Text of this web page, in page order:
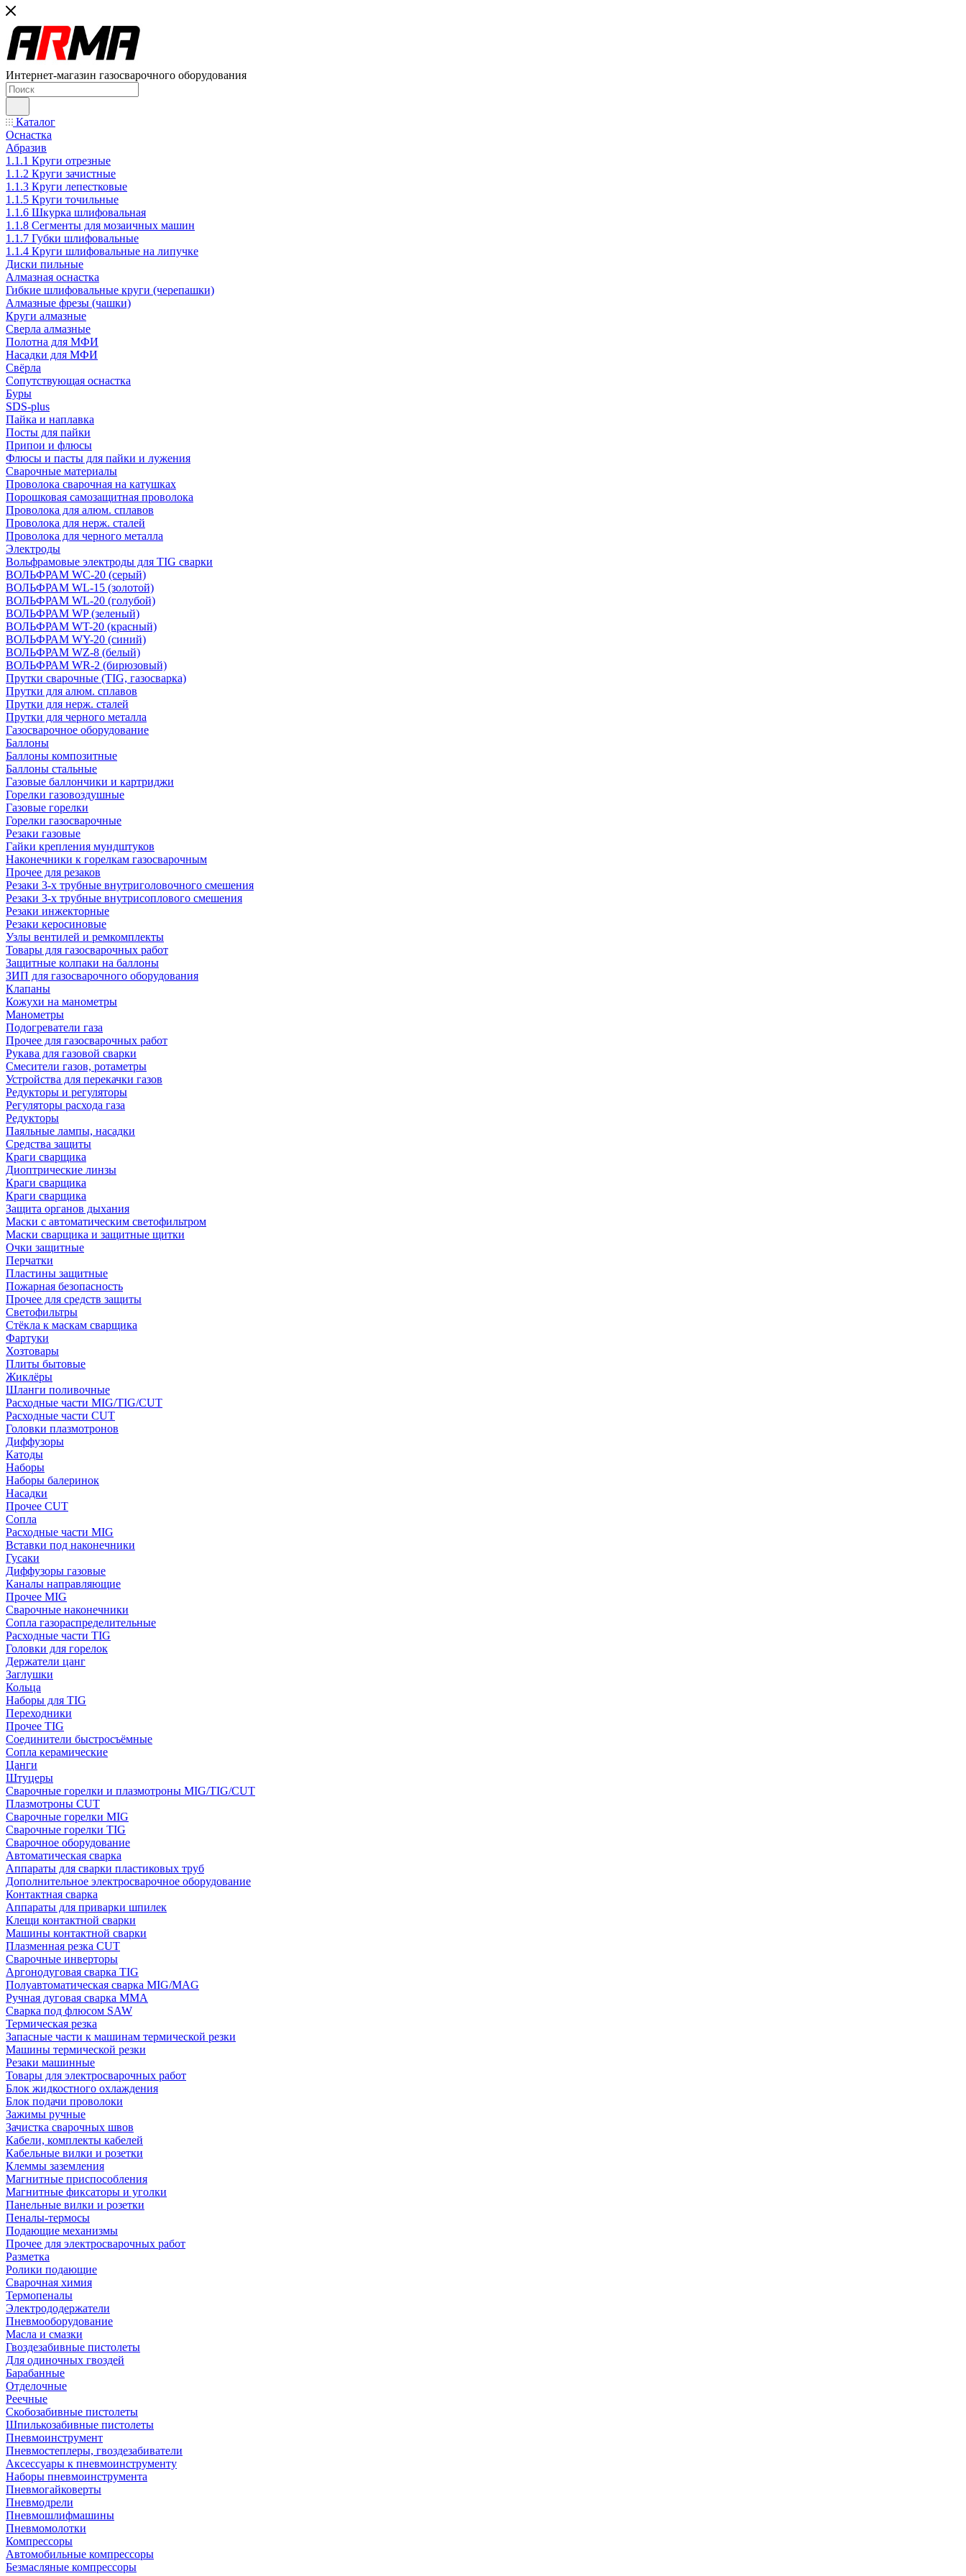
Интернет-магазин газосварочного оборудования
Каталог
Оснастка
Абразив
1.1.1 Круги отрезные
1.1.2 Круги зачистные
1.1.3 Круги лепестковые
1.1.5 Круги точильные
1.1.6 Шкурка шлифовальная
1.1.8 Сегменты для мозаичных машин
1.1.7 Губки шлифовальные
1.1.4 Круги шлифовальные на липучке
Диски пильные
Алмазная оснастка
Гибкие шлифовальные круги (черепашки)
Алмазные фрезы (чашки)
Круги алмазные
Сверла алмазные
Полотна для МФИ
Насадки для МФИ
Свёрла
Сопутствующая оснастка
Буры
SDS-plus
Пайка и наплавка
Посты для пайки
Припои и флюсы
Флюсы и пасты для пайки и лужения
Сварочные материалы
Проволока сварочная на катушках
Порошковая самозащитная проволока
Проволока для алюм. сплавов
Проволока для нерж. сталей
Проволока для черного металла
Электроды
Вольфрамовые электроды для TIG сварки
ВОЛЬФРАМ WC-20 (серый)
ВОЛЬФРАМ WL-15 (золотой)
ВОЛЬФРАМ WL-20 (голубой)
ВОЛЬФРАМ WP (зеленый)
ВОЛЬФРАМ WT-20 (красный)
ВОЛЬФРАМ WY-20 (синий)
ВОЛЬФРАМ WZ-8 (белый)
ВОЛЬФРАМ WR-2 (бирюзовый)
Прутки сварочные (TIG, газосварка)
Прутки для алюм. сплавов
Прутки для нерж. сталей
Прутки для черного металла
Газосварочное оборудование
Баллоны
Баллоны композитные
Баллоны стальные
Газовые баллончики и картриджи
Горелки газовоздушные
Газовые горелки
Горелки газосварочные
Резаки газовые
Гайки крепления мундштуков
Наконечники к горелкам газосварочным
Прочее для резаков
Резаки 3-х трубные внутриголовочного смешения
Резаки 3-х трубные внутрисоплового смешения
Резаки инжекторные
Резаки керосиновые
Узлы вентилей и ремкомплекты
Товары для газосварочных работ
Защитные колпаки на баллоны
ЗИП для газосварочного оборудования
Клапаны
Кожухи на манометры
Манометры
Подогреватели газа
Прочее для газосварочных работ
Рукава для газовой сварки
Смесители газов, ротаметры
Устройства для перекачки газов
Редукторы и регуляторы
Регуляторы расхода газа
Редукторы
Паяльные лампы, насадки
Средства защиты
Краги сварщика
Диоптрические линзы
Краги сварщика
Краги сварщика
Защита органов дыхания
Маски с автоматическим светофильтром
Маски сварщика и защитные щитки
Очки защитные
Перчатки
Пластины защитные
Пожарная безопасность
Прочее для средств защиты
Светофильтры
Стёкла к маскам сварщика
Фартуки
Хозтовары
Плиты бытовые
Жиклёры
Шланги поливочные
Расходные части MIG/TIG/CUT
Расходные части CUT
Головки плазмотронов
Диффузоры
Катоды
Наборы
Наборы балеринок
Насадки
Прочее CUT
Сопла
Расходные части MIG
Вставки под наконечники
Гусаки
Диффузоры газовые
Каналы направляющие
Прочее MIG
Сварочные наконечники
Сопла газораспределительные
Расходные части TIG
Головки для горелок
Держатели цанг
Заглушки
Кольца
Наборы для TIG
Переходники
Прочее TIG
Соединители быстросъёмные
Сопла керамические
Цанги
Штуцеры
Сварочные горелки и плазмотроны MIG/TIG/CUT
Плазмотроны CUT
Сварочные горелки MIG
Сварочные горелки TIG
Сварочное оборудование
Автоматическая сварка
Аппараты для сварки пластиковых труб
Дополнительное электросварочное оборудование
Контактная сварка
Аппараты для приварки шпилек
Клещи контактной сварки
Машины контактной сварки
Плазменная резка CUT
Сварочные инверторы
Аргонодуговая сварка TIG
Полуавтоматическая сварка MIG/MAG
Ручная дуговая сварка MMA
Сварка под флюсом SAW
Термическая резка
Запасные части к машинам термической резки
Машины термической резки
Резаки машинные
Товары для электросварочных работ
Блок жидкостного охлаждения
Блок подачи проволоки
Зажимы ручные
Зачистка сварочных швов
Кабели, комплекты кабелей
Кабельные вилки и розетки
Клеммы заземления
Магнитные приспособления
Магнитные фиксаторы и уголки
Панельные вилки и розетки
Пеналы-термосы
Подающие механизмы
Прочее для электросварочных работ
Разметка
Ролики подающие
Сварочная химия
Термопеналы
Электрододержатели
Пневмооборудование
Масла и смазки
Гвоздезабивные пистолеты
Для одиночных гвоздей
Барабанные
Отделочные
Реечные
Скобозабивные пистолеты
Шпилькозабивные пистолеты
Пневмоинструмент
Пневмостеплеры, гвоздезабиватели
Аксессуары к пневмоинструменту
Наборы пневмоинструмента
Пневмогайковерты
Пневмодрели
Пневмошлифмашины
Пневмомолотки
Компрессоры
Автомобильные компрессоры
Безмасляные компрессоры